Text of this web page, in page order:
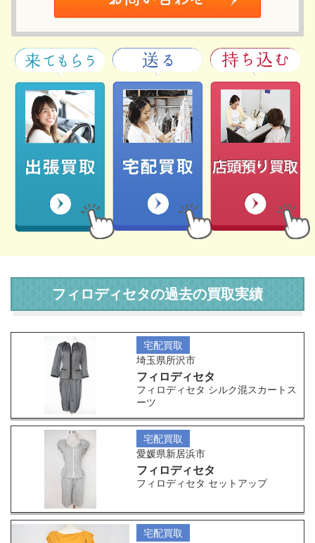
フィロディセタの過去の買取実績
宅配買取
埼玉県所沢市
フィロディセタ
フィロディセタ シルク混スカートス
ーツ
宅配買取
愛媛県新居浜市
フィロディセタ
フィロディセタ セットアップ
宅配買取